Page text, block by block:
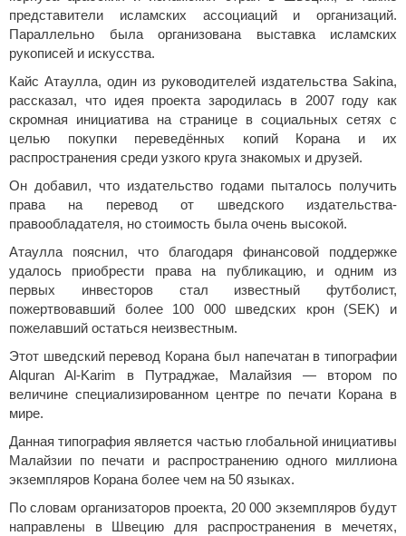
представители исламских ассоциаций и организаций.
Параллельно была организована выставка исламских
рукописей и искусства.
Кайс Атаулла, один из руководителей издательства Sakina,
рассказал, что идея проекта зародилась в 2007 году как
скромная инициатива на странице в социальных сетях с
целью покупки переведённых копий Корана и их
распространения среди узкого круга знакомых и друзей.
Он добавил, что издательство годами пыталось получить
права на перевод от шведского издательства-
правообладателя, но стоимость была очень высокой.
Атаулла пояснил, что благодаря финансовой поддержке
удалось приобрести права на публикацию, и одним из
первых инвесторов стал известный футболист,
пожертвовавший более 100 000 шведских крон (SEK) и
пожелавший остаться неизвестным.
Этот шведский перевод Корана был напечатан в типографии
Alquran Al-Karim в Путраджае, Малайзия — втором по
величине специализированном центре по печати Корана в
мире.
Данная типография является частью глобальной инициативы
Малайзии по печати и распространению одного миллиона
экземпляров Корана более чем на 50 языках.
По словам организаторов проекта, 20 000 экземпляров будут
направлены в Швецию для распространения в мечетях,